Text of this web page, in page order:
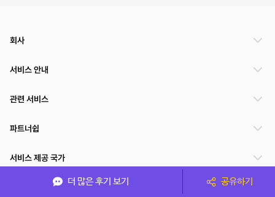
더 많은 후기 보기 공유하기
회사
서비스 안내
관련 서비스
파트너쉽
서비스 제공 국가